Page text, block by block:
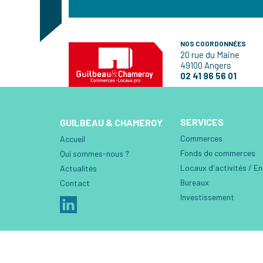
NOS COORDONNÉES
20 rue du Maine
49100 Angers
02 41 96 56 01
GUILBEAU & CHAMEROY
Accueil
Qui sommes-nous ?
Actualités
Contact
SERVICES
Commerces
Fonds de commerces
Locaux d'activités /
Bureaux
Investissement